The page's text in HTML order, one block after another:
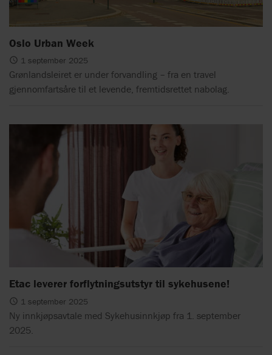
Oslo Urban Week
1 september 2025
Grønlandsleiret er under forvandling – fra en travel
gjennomfartsåre til et levende, fremtidsrettet nabolag.
Etac leverer forflytningsutstyr til sykehusene!
1 september 2025
Ny innkjøpsavtale med Sykehusinnkjøp fra 1. september
2025.